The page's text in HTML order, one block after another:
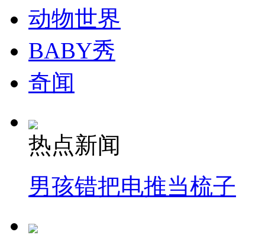
司机酒驾遇交警 急速倒车逃窜
动物世界
BABY秀
奇闻
热点新闻
男孩错把电推当梳子